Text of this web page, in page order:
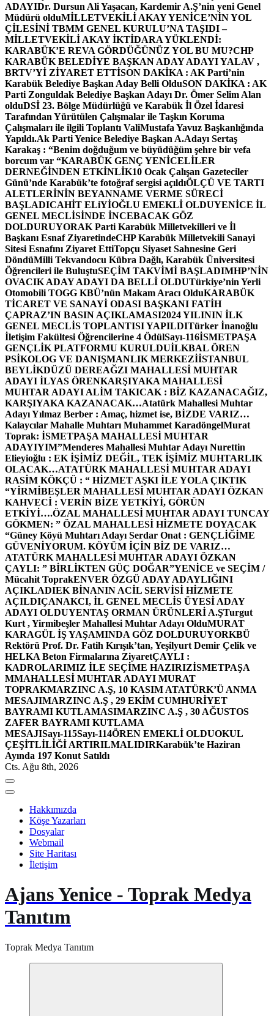
ADAYIDr. Dursun Ali Yaşacan, Kardemir A.Ş’nin yeni Genel
Müdürü olduMİLLETVEKİLİ AKAY YENİCE’NİN YOL
ÇİLESİNİ TBMM GENEL KURULU’NA TAŞIDI –
MİLLETVEKİLİ AKAY İKTİDARA YÜKLENDİ:
KARABÜK’E REVA GÖRDÜĞÜNÜZ YOL BU MU?CHP
KARABÜK BELEDİYE BAŞKAN ADAY ADAYI YALAV ,
BRTV’Yİ ZİYARET ETTİSON DAKİKA : AK Parti’nin
Karabük Belediye Başkan Aday Belli OlduSON DAKİKA : AK
Parti Zonguldak Belediye Başkan Adayı Dr. Ömer Selim Alan
olduDSİ 23. Bölge Müdürlüğü ve Karabük İl Özel İdaresi
Tarafından Yürütülen Çalışmalar ile Taşkın Koruma
Çalışmaları ile ilgili Toplantı ValiMustafa Yavuz Başkanlığında
Yapıldı.Ak Parti Yenice Belediye Başkan A.Adayı Sertaş
Karakaş : “Benim doğduğum ve büyüdüğüm şehre bir vefa
borcum var “KARABÜK GENÇ YENİCELİLER
DERNEĞİNDEN ETKİNLİK10 Ocak Çalışan Gazeteciler
Günü’nde Karabük’te fotoğraf sergisi açıldıÖLÇÜ VE TARTI
ALETLERİNİN BEYANNAME VERME SÜRECİ
BAŞLADICAHİT ELiYİOĞLU EMEKLİ OLDUYENİCE İL
GENEL MECLİSİNDE İNCEBACAK GÖZ
DOLDURUYORAK Parti Karabük Milletvekilleri ve İl
Başkanı Esnaf ZiyaretindeCHP Karabük Milletvekili Sanayi
Sitesi Esnafını Ziyaret EttiTopçu Siyaset Sahnesine Geri
DöndüMilli Tekvandocu Kübra Dağlı, Karabük Üniversitesi
Öğrencileri ile BuluştuSEÇİM TAKVİMİ BAŞLADIMHP’NİN
OVACIK ADAY ADAYI DA BELLİ OLDUTürkiye’nin Yerli
Otomobili TOGG KBÜ’nün Makam Aracı OlduKARABÜK
TİCARET VE SANAYİ ODASI BAŞKANI FATİH
ÇAPRAZ’IN BASIN AÇIKLAMASI2024 YILININ İLK
GENEL MECLİS TOPLANTISI YAPILDITürker İnanoğlu
İletişim Fakültesi Öğrencilerine 4 ÖdülSayı-116İSMETPAŞA
GENÇLİK PLATFORMU KURULDUİLKBAL ÖREN
PSİKOLOG VE DANIŞMANLIK MERKEZİİSTANBUL
BEYLİKDÜZÜ DEREAĞZI MAHALLESİ MUHTAR
ADAYI İLYAS ÖRENKARŞIYAKA MAHALLESİ
MUHTAR ADAYI ALİM TAKICAK : BİZ KAZANACAĞIZ,
KARŞIYAKA KAZANACAK…Atatürk Mahallesi Muhtar
Adayı Yılmaz Berber : Amaç, hizmet ise, BİZDE VARIZ…
Kalaycılar Mahalle Muhtarı Muhammet KaradöngelMurat
Toprak: İSMETPAŞA MAHALLESİ MUHTAR
ADAYIYIM”Menderes Mahallesi Muhtar Adayı Nurettin
Elieyioğlu : EK İŞİMİZ DEĞİL, TEK İŞİMİZ MUHTARLIK
OLACAK…ATATÜRK MAHALLESİ MUHTAR ADAYI
RASİM KÖKÇÜ : “ HİZMET AŞKI İLE YOLA ÇIKTIK
“YİRMİBEŞLER MAHALLESİ MUHTAR ADAYI ÖZKAN
KAHVECİ : VERİN BİZE YETKİYİ, GÖRÜN
ETKİYİ….ÖZAL MAHALLESİ MUHTAR ADAYI TUNCAY
GÖKMEN: ” ÖZAL MAHALLESİ HİZMETE DOYACAK
“Güney Köyü Muhtarı Adayı Serdar Onat : GENÇLİĞİME
GÜVENİYORUM. KÖYÜM İÇİN BİZ DE VARIZ…
ATATÜRK MAHALLESİ MUHTAR ADAYI ÖZKAN
ÇAYLI: ” BİRLİKTEN GÜÇ DOĞAR”YENİCE ve SEÇİM /
Mücahit ToprakENVER ÖZGÜ ADAY ADAYLIĞINI
AÇIKLADIEK BİNANIN ACİL SERVİSİ HİZMETE
AÇILDIÇANAKCI, İL GENEL MECLİS ÜYESİ ADAY
ADAYI OLDUYENTAŞ ORMAN ÜRÜNLERİ A.ŞTurgut
Kurt , Yirmibeşler Mahallesi Muhtar Adayı OlduMURAT
KARAGÜL İŞ YAŞAMINDA GÖZ DOLDURUYORKBÜ
Rektörü Prof. Dr. Fatih Kırışık’tan, Yeşilyurt Demir Çelik ve
HELKA Beton Firmalarına ZiyaretÇAYLI :
KADROLARIMIZ İLE SEÇİME HAZIRIZİSMETPAŞA
MMAHALLESİ MUHTAR ADAYI MURAT
TOPRAKMARZINC A.Ş, 10 KASIM ATATÜRK’Ü ANMA
MESAJIMARZINC A.Ş , 29 EKİM CUMHURİYET
BAYRAMI KUTLAMASIMARZINC A.Ş , 30 AĞUSTOS
ZAFER BAYRAMI KUTLAMA
MESAJISayı-115Sayı-114ÖREN EMEKLİ OLDUOKUL
ÇEŞİTLİLİĞİ ARTIRILMALIDIRKarabük’te Haziran
Ayında 197 Konut Satıldı
Cts. Ağu 8th, 2026
Hakkımızda
Köşe Yazarları
Dosyalar
Webmail
Site Haritası
İletişim
Ajans Yenice - Toprak Medya
Tanıtım
Toprak Medya Tanıtım